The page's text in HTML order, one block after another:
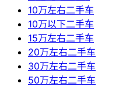
10万左右二手车
10万以下二手车
15万左右二手车
20万左右二手车
30万左右二手车
50万左右二手车